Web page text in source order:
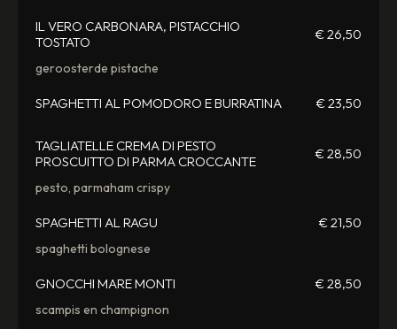
IL VERO CARBONARA, PISTACCHIO
TOSTATO
€ 26,50
geroosterde pistache
SPAGHETTI AL POMODORO E BURRATINA € 23,50
TAGLIATELLE CREMA DI PESTO
PROSCUITTO DI PARMA CROCCANTE
€ 28,50
pesto, parmaham crispy
SPAGHETTI AL RAGU € 21,50
spaghetti bolognese
GNOCCHI MARE MONTI € 28,50
scampis en champignon